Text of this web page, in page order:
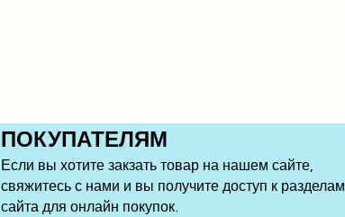
ПОКУПАТЕЛЯМ
Если вы хотите закзать товар на нашем сайте,
свяжитесь с нами и вы получите доступ к разделам
сайта для онлайн покупок.